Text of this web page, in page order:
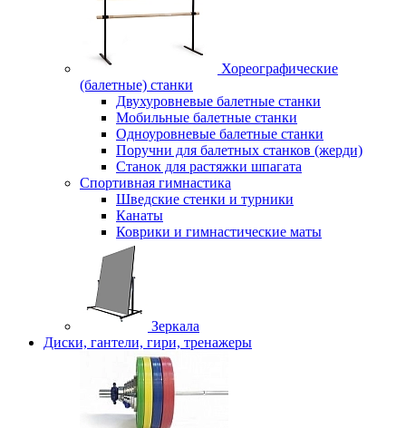
Хореографические
(балетные) станки
Двухуровневые балетные станки
Мобильные балетные станки
Одноуровневые балетные станки
Поручни для балетных станков (жерди)
Станок для растяжки шпагата
Спортивная гимнастика
Шведские стенки и турники
Канаты
Коврики и гимнастические маты
Зеркала
Диски, гантели, гири, тренажеры